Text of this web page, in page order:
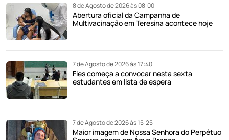
8 de Agosto de 2026 às 08:00
Abertura oficial da Campanha de
Multivacinação em Teresina acontece hoje
7 de Agosto de 2026 às 17:40
Fies começa a convocar nesta sexta
estudantes em lista de espera
7 de Agosto de 2026 às 15:25
Maior imagem de Nossa Senhora do Perpétuo